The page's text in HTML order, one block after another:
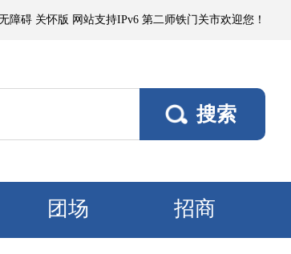
局部有微到小阵雨；各垦区阵风4～5级，南部垦区
障碍 关怀版 网站支持IPv6 第二师铁门关市欢迎您！
团场 招商